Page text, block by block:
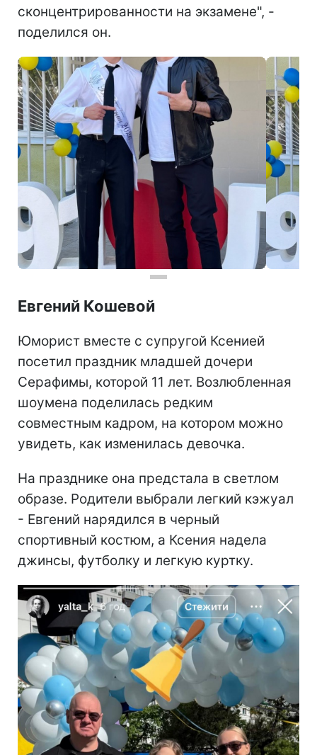
сконцентрированности на экзамене", -
поделился он.
Евгений Кошевой
Юморист вместе с супругой Ксенией
посетил праздник младшей дочери
Серафимы, которой 11 лет. Возлюбленная
шоумена поделилась редким
совместным кадром, на котором можно
увидеть, как изменилась девочка.
На празднике она предстала в светлом
образе. Родители выбрали легкий кэжуал
- Евгений нарядился в черный
спортивный костюм, а Ксения надела
джинсы, футболку и легкую куртку.